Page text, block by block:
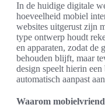
In de huidige digitale
hoeveelheid mobiel
websites uitgerust zijn
type ontwerp houdt
en apparaten, zodat de
behouden blijft, maar
design speelt hierin
automatisch aanpast
Waarom